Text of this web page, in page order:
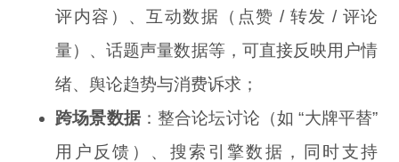
评内容）、互动数据（点赞 / 转发 / 评论
量）、话题声量数据等，可直接反映用户情
绪、舆论趋势与消费诉求；
跨场景数据：整合论坛讨论（如 “大牌平替”
用户反馈）、搜索引擎数据，同时支持